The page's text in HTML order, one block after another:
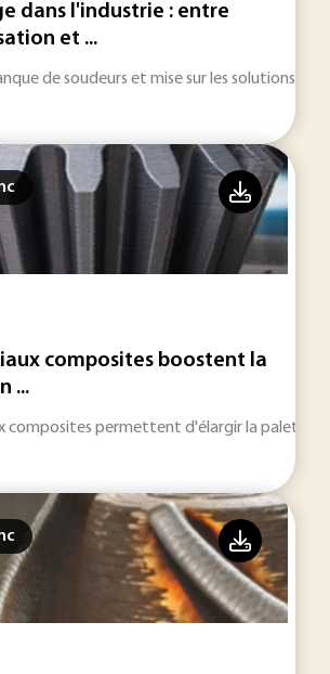
dans l'industrie : entre
et ...
de soudeurs et mise sur les solutions
composites boostent la
...
composites permettent d'élargir la palette